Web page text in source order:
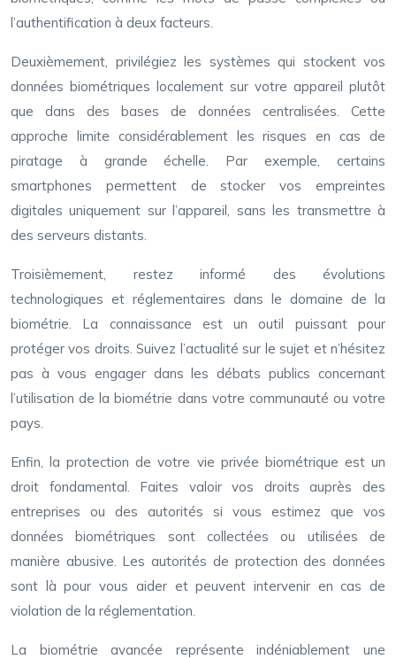
l’authentification à deux facteurs.
Deuxièmement, privilégiez les systèmes qui stockent vos
données biométriques localement sur votre appareil plutôt
que dans des bases de données centralisées. Cette
approche limite considérablement les risques en cas de
piratage à grande échelle. Par exemple, certains
smartphones permettent de stocker vos empreintes
digitales uniquement sur l’appareil, sans les transmettre à
des serveurs distants.
Troisièmement, restez informé des évolutions
technologiques et réglementaires dans le domaine de la
biométrie. La connaissance est un outil puissant pour
protéger vos droits. Suivez l’actualité sur le sujet et n’hésitez
pas à vous engager dans les débats publics concernant
l’utilisation de la biométrie dans votre communauté ou votre
pays.
Enfin, la protection de votre vie privée biométrique est un
droit fondamental. Faites valoir vos droits auprès des
entreprises ou des autorités si vous estimez que vos
données biométriques sont collectées ou utilisées de
manière abusive. Les autorités de protection des données
sont là pour vous aider et peuvent intervenir en cas de
violation de la réglementation.
La biométrie avancée représente indéniablement une